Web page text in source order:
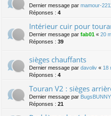
Dernier message par mamour-2211
Réponses : 4
Intérieur cuir pour
Dernier message par fab01 « 20
Réponses : 39
sièges chauffants
Dernier message par davoliv « 18
Réponses : 4
Touran V2 : sièges
Dernier message par BugsBUNNY
Réponses : 21